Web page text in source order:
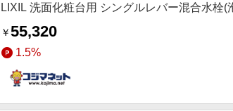
LIXIL 洗面化粧台用 シングルレバー混合水栓(
￥55,320
1.5%